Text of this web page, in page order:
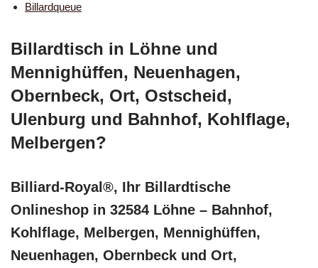
Billardqueue
Billardtisch in Löhne und
Mennighüffen, Neuenhagen,
Obernbeck, Ort, Ostscheid,
Ulenburg und Bahnhof, Kohlflage,
Melbergen?
Billiard-Royal®, Ihr Billardtische
Onlineshop in 32584 Löhne – Bahnhof,
Kohlflage, Melbergen, Mennighüffen,
Neuenhagen, Obernbeck und Ort,